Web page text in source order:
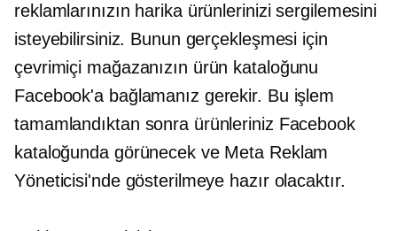
reklamlarınızın harika ürünlerinizi sergilemesini
isteyebilirsiniz. Bunun gerçekleşmesi için
çevrimiçi mağazanızın ürün kataloğunu
Facebook'a bağlamanız gerekir. Bu işlem
tamamlandıktan sonra ürünleriniz Facebook
kataloğunda görünecek ve Meta Reklam
Yöneticisi'nde gösterilmeye hazır olacaktır.